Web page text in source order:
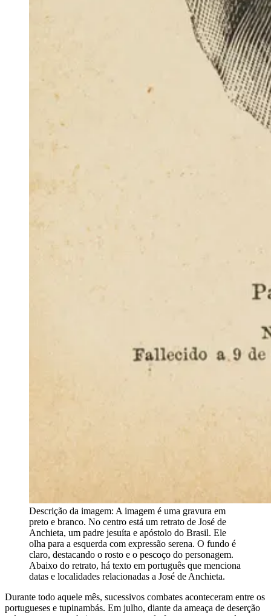
Descrição da imagem: A imagem é uma gravura em
preto e branco. No centro está um retrato de José de
Anchieta, um padre jesuíta e apóstolo do Brasil. Ele
olha para a esquerda com expressão serena. O fundo é
claro, destacando o rosto e o pescoço do personagem.
Abaixo do retrato, há texto em português que menciona
datas e localidades relacionadas a José de Anchieta.
Durante todo aquele mês, sucessivos combates aconteceram entre os
portugueses e tupinambás. Em julho, diante da ameaça de deserção